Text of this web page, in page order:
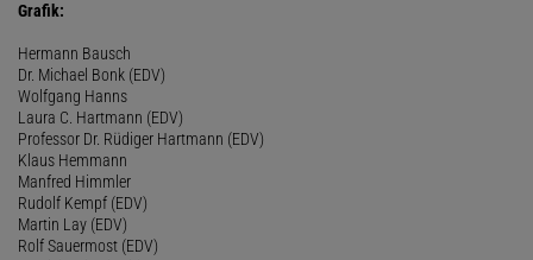
Grafik:
Hermann Bausch
Dr. Michael Bonk (EDV)
Wolfgang Hanns
Laura C. Hartmann (EDV)
Professor Dr. Rüdiger Hartmann (EDV)
Klaus Hemmann
Manfred Himmler
Rudolf Kempf (EDV)
Martin Lay (EDV)
Rolf Sauermost (EDV)